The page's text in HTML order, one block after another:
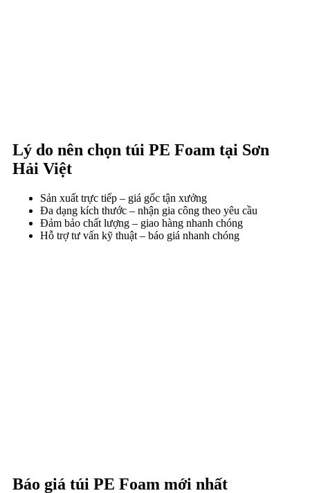
Lý do nên chọn túi PE Foam tại Sơn
Hải Việt
Sản xuất trực tiếp – giá gốc tận xưởng
Đa dạng kích thước – nhận gia công theo yêu cầu
Đảm bảo chất lượng – giao hàng nhanh chóng
Hỗ trợ tư vấn kỹ thuật – báo giá nhanh chóng
Báo giá túi PE Foam mới nhất